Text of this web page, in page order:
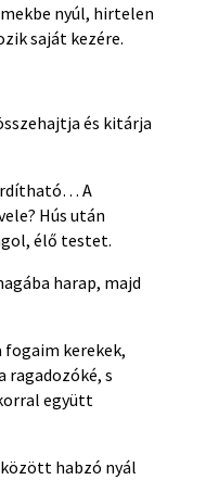
nyúl, hirtelen
saját kezére.
és kitárja
A
Hús után
élő testet.
harap, majd
fogaim kerekek,
ragadozóké, s
együtt
habzó nyál